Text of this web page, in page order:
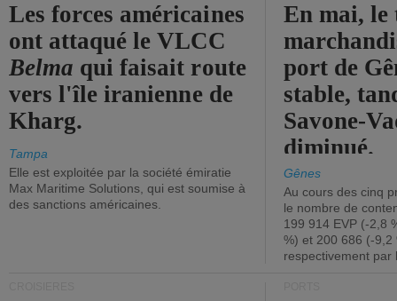
Les forces américaines
ont attaqué le VLCC
Belma qui faisait route
vers l'île iranienne de
Kharg.
Tampa
Elle est exploitée par la société émiratie
Max Maritime Solutions, qui est soumise à
des sanctions américaines.
En mai, le
port de
stable,
Savone-
diminué.
Gênes
Au cours des cinq
le nombre de
199 914 EVP (-2,8
%) et 200 686 (-9,2
respectivement par